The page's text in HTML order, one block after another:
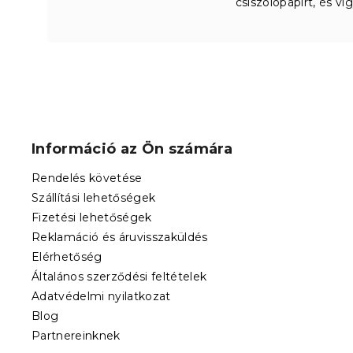
Információ az Ön számára
Rendelés követése
Szállítási lehetőségek
Fizetési lehetőségek
Reklamáció és áruvisszaküldés
Elérhetőség
Általános szerződési feltételek
Adatvédelmi nyilatkozat
Blog
Partnereinknek